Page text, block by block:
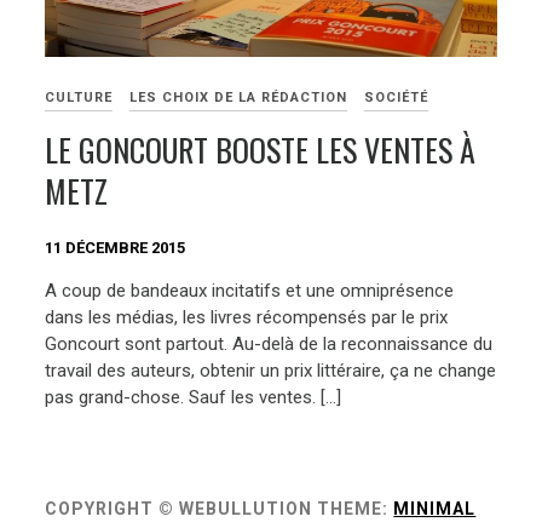
CULTURE LES CHOIX DE LA RÉDACTION SOCIÉTÉ
LE GONCOURT BOOSTE LES VENTES À
METZ
11 DÉCEMBRE 2015
A coup de bandeaux incitatifs et une omniprésence
dans les médias, les livres récompensés par le prix
Goncourt sont partout. Au-delà de la reconnaissance du
travail des auteurs, obtenir un prix littéraire, ça ne change
pas grand-chose. Sauf les ventes. […]
COPYRIGHT © WEBULLUTION THEME: MINIMAL